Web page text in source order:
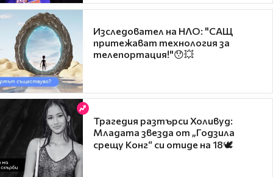
Изследовател на НЛО: "САЩ
притежават технология за
телепортация!"😯💥
Трагедия разтърси Холивуд:
Младата звезда от „Годзила
срещу Конг“ си отиде на 18🕊️